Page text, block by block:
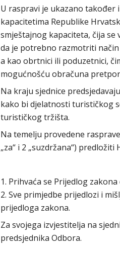
U raspravi je ukazano također
kapacitetima Republike
smještajnog kapaciteta, čija se
da je potrebno razmotriti
a kao obrtnici ili poduzetnici,
mogućnošću obračuna
Na kraju sjednice
kako bi djelatnosti turističkog
turističkog tržišta.
Na temelju provedene
„za“ i 2 „suzdržana“)
1. Prihvaća se Prijedlog
2. Sve primjedbe prijedlozi i
prijedloga zakona.
Za svojega izvjestitelja na
predsjednika Odbora.